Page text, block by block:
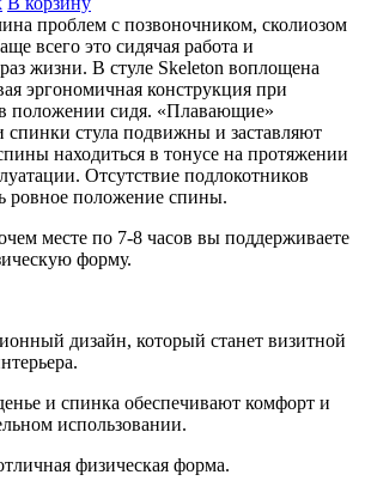
проблем с позвоночником, сколиозом
всего это сидячая работа и
жизни. В стуле Skeleton воплощена
эргономичная конструкция при
положении сидя. «Плавающие»
спинки стула подвижны и заставляют
находиться в тонусе на протяжении
Отсутствие подлокотников
ровное положение спины.
месте по 7-8 часов вы поддерживаете
форму.
дизайн, который станет визитной
и спинка обеспечивают комфорт и
использовании.
физическая форма.